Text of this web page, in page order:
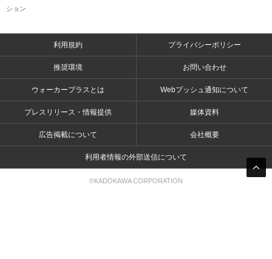
ション
利用規約 プライバシーポリシー
推奨環境 お問い合わせ
ウォーカープラスとは Webプッシュ通知について
プレスリリース・情報提供 媒体資料
広告掲載について 会社概要
利用者情報の外部送信について
©KADOKAWA CORPORATION